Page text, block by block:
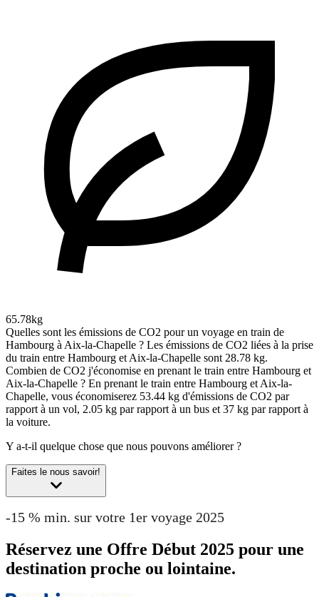
65.78kg
Quelles sont les émissions de CO2 pour un voyage en train de
Hambourg à Aix-la-Chapelle ? Les émissions de CO2 liées à la prise
du train entre Hambourg et Aix-la-Chapelle sont 28.78 kg.
Combien de CO2 j'économise en prenant le train entre Hambourg et
Aix-la-Chapelle ? En prenant le train entre Hambourg et Aix-la-
Chapelle, vous économiserez 53.44 kg d'émissions de CO2 par
rapport à un vol, 2.05 kg par rapport à un bus et 37 kg par rapport à
la voiture.
Y a-t-il quelque chose que nous pouvons améliorer ?
Faites le nous savoir!
-15 % min. sur votre 1er voyage 2025
Réservez une Offre Début 2025 pour une
destination proche ou lointaine.